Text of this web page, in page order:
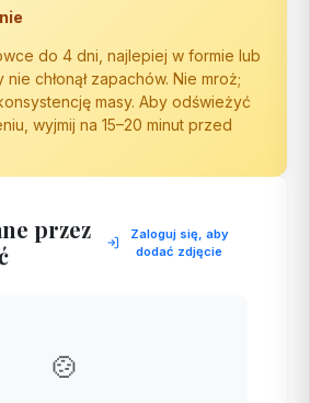
do 4 dni, najlepiej w formie lub
chłonął zapachów. Nie mroż;
masy. Aby odświeżyć
wyjmij na 15–20 minut przed
przez
Zaloguj się, aby
dodać zdjęcie
🍲